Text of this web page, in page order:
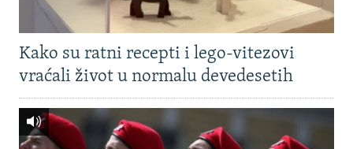
Kako su ratni recepti i lego-vitezovi
vraćali život u normalu devedesetih